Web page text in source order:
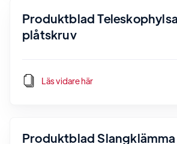
Produktblad
plåtskruv
Läs vidare här
Produktblad